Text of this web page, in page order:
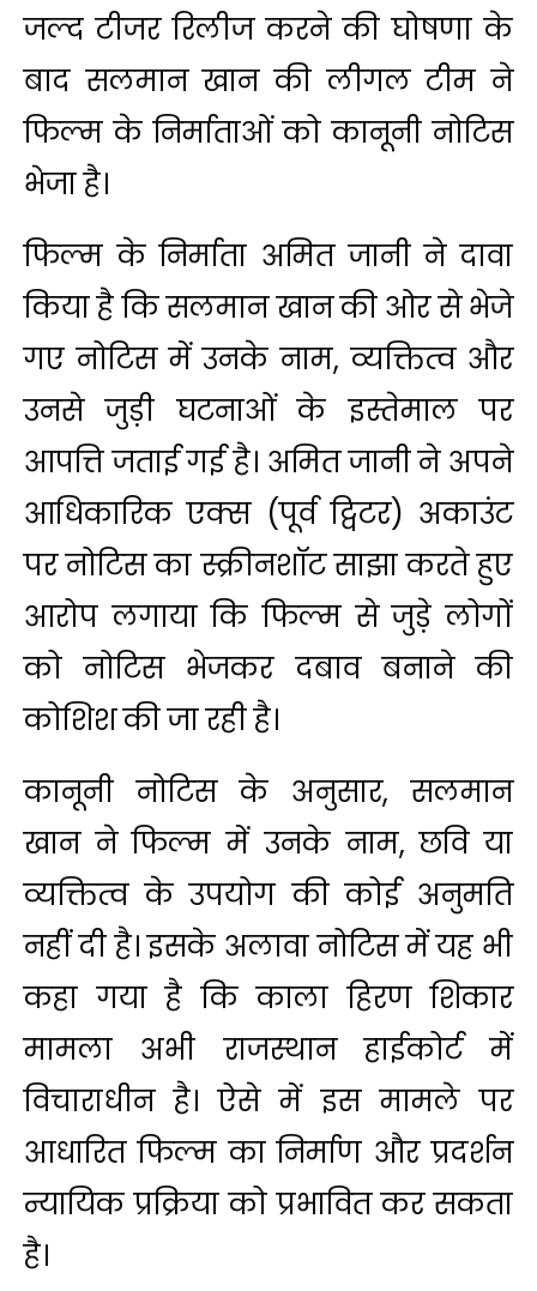
जल्द टीजर रिलीज करने की घोषणा के
बाद सलमान खान की लीगल टीम ने
फिल्म के निर्माताओं को कानूनी नोटिस
भेजा है।
फिल्म के निर्माता अमित जानी ने दावा
किया है कि सलमान खान की ओर से भेजे
गए नोटिस में उनके नाम, व्यक्तित्व और
उनसे जुड़ी घटनाओं के इस्तेमाल पर
आपत्ति जताई गई है। अमित जानी ने अपने
आधिकारिक एक्स (पूर्व ट्विटर) अकाउंट
पर नोटिस का स्क्रीनशॉट साझा करते हुए
आरोप लगाया कि फिल्म से जुड़े लोगों
को नोटिस भेजकर दबाव बनाने की
कोशिश की जा रही है।
कानूनी नोटिस के अनुसार, सलमान
खान ने फिल्म में उनके नाम, छवि या
व्यक्तित्व के उपयोग की कोई अनुमति
नहीं दी है। इसके अलावा नोटिस में यह भी
कहा गया है कि काला हिरण शिकार
मामला अभी राजस्थान हाईकोर्ट में
विचाराधीन है। ऐसे में इस मामले पर
आधारित फिल्म का निर्माण और प्रदर्शन
न्यायिक प्रक्रिया को प्रभावित कर सकता
है।